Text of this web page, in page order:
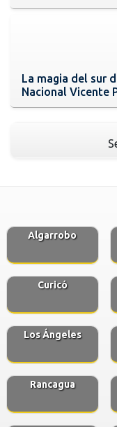
La magia del sur
Nacional Vicente
Algarrobo
Curicó
Los Ángeles
Rancagua